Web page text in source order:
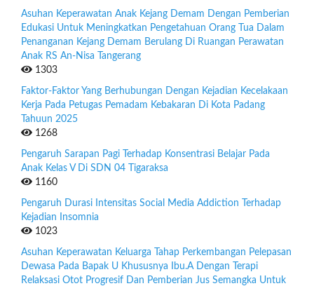
Asuhan Keperawatan Anak Kejang Demam Dengan Pemberian
Edukasi Untuk Meningkatkan Pengetahuan Orang Tua Dalam
Penanganan Kejang Demam Berulang Di Ruangan Perawatan
Anak RS An-Nisa Tangerang
1303
Faktor-Faktor Yang Berhubungan Dengan Kejadian Kecelakaan
Kerja Pada Petugas Pemadam Kebakaran Di Kota Padang
Tahuun 2025
1268
Pengaruh Sarapan Pagi Terhadap Konsentrasi Belajar Pada
Anak Kelas V Di SDN 04 Tigaraksa
1160
Pengaruh Durasi Intensitas Social Media Addiction Terhadap
Kejadian Insomnia
1023
Asuhan Keperawatan Keluarga Tahap Perkembangan Pelepasan
Dewasa Pada Bapak U Khususnya Ibu.A Dengan Terapi
Relaksasi Otot Progresif Dan Pemberian Jus Semangka Untuk